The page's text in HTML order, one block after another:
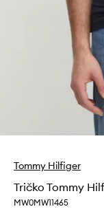
Tommy Hilfiger
Tričko Tommy
MW0MW11465